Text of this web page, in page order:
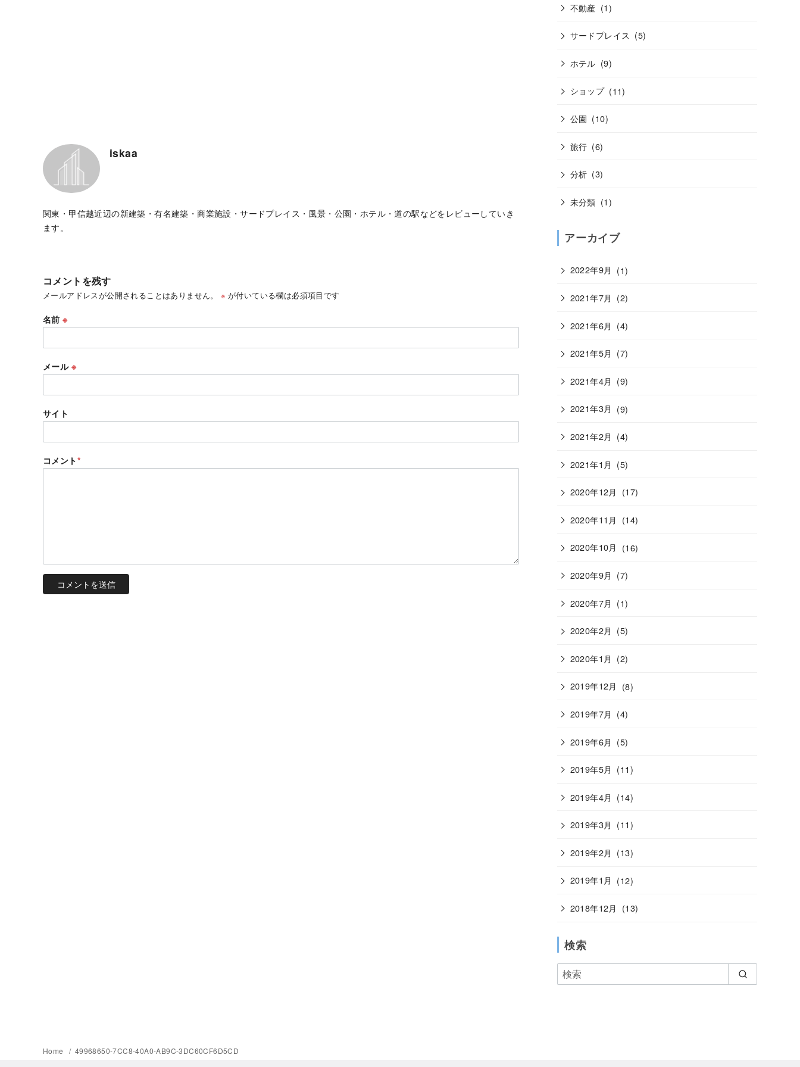
iskaa
関東・甲信越近辺の新建築・有名建築・商業施設・サードプレイス・風景・公園・ホテル・道の駅などをレビューしていき
ます。
コメントを残す
メールアドレスが公開されることはありません。 ※ が付いている欄は必須項目です
名前※
メール ※
サイト
コメント*
不動産 (1)
サードプレイス (5)
ホテル (9)
ショップ (11)
公園 (10)
旅行 (6)
分析 (3)
未分類 (1)
アーカイブ
2022年9月 (1)
2021年7月 (2)
2021年6月 (4)
2021年5月 (7)
2021年4月 (9)
2021年3月 (9)
2021年2月 (4)
2021年1月 (5)
2020年12月 (17)
2020年11月 (14)
2020年10月 (16)
2020年9月 (7)
2020年7月 (1)
2020年2月 (5)
2020年1月 (2)
2019年12月 (8)
2019年7月 (4)
2019年6月 (5)
2019年5月 (11)
2019年4月 (14)
2019年3月 (11)
2019年2月 (13)
2019年1月 (12)
2018年12月 (13)
検索
Home 49968650-7CC8-40A0-AB9C-3DC60CF6D5CD